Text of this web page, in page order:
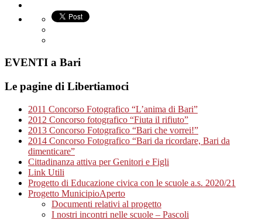
EVENTI a Bari
Le pagine di Libertiamoci
2011 Concorso Fotografico “L’anima di Bari”
2012 Concorso fotografico “Fiuta il rifiuto”
2013 Concorso Fotografico “Bari che vorrei!”
2014 Concorso Fotografico “Bari da ricordare, Bari da
dimenticare”
Cittadinanza attiva per Genitori e Figli
Link Utili
Progetto di Educazione civica con le scuole a.s. 2020/21
Progetto MunicipioAperto
Documenti relativi al progetto
I nostri incontri nelle scuole – Pascoli